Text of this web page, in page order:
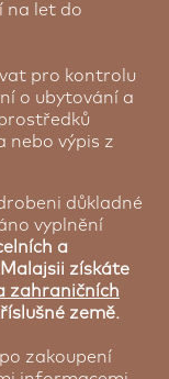
na let do
pro kontrolu
o ubytování a
nebo výpis z
důkladné
vyplnění
a
získáte
zahraničních
země.
zakoupení